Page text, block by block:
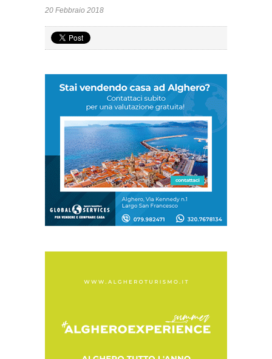
20 Febbraio 2018